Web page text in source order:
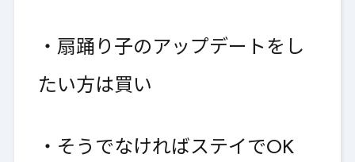
・扇踊り子のアップデートをし
たい方は買い
・そうでなければステイでOK